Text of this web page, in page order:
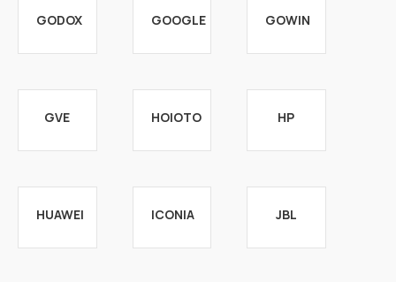
GODOX GOOGLE GOWIN
GVE HOIOTO HP
HUAWEI ICONIA JBL